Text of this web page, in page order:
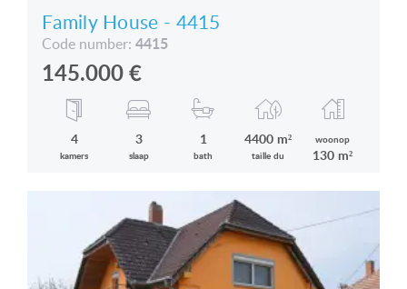
Family House - 4415
Code number: 4415
145.000€
4
kamers
3
slaap
1
bath
4400 m²
taille du
woonop
130 m²